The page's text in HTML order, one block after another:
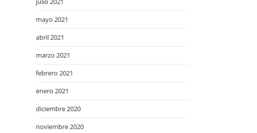
mayo 2021
abril 2021
marzo 2021
febrero 2021
enero 2021
diciembre 2020
noviembre 2020